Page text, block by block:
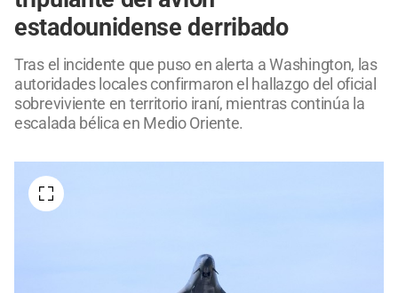
estadounidense derribado
Tras el incidente que puso en alerta a Washington, las
autoridades locales confirmaron el hallazgo del oficial
sobreviviente en territorio iraní, mientras continúa la
escalada bélica en Medio Oriente.